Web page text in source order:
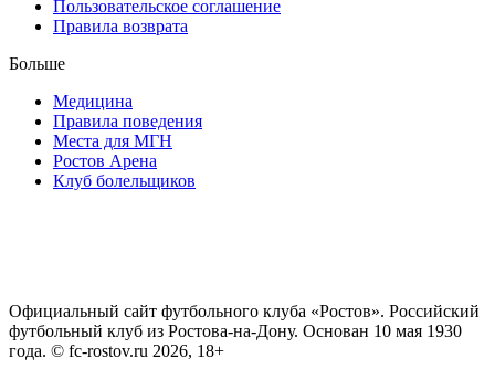
Пользовательское соглашение
Правила возврата
Больше
Медицина
Правила поведения
Места для МГН
Ростов Арена
Клуб болельщиков
Официальный сайт футбольного клуба «Ростов». Российский
футбольный клуб из Ростова-на-Дону. Основан 10 мая 1930
года. © fc-rostov.ru 2026, 18+